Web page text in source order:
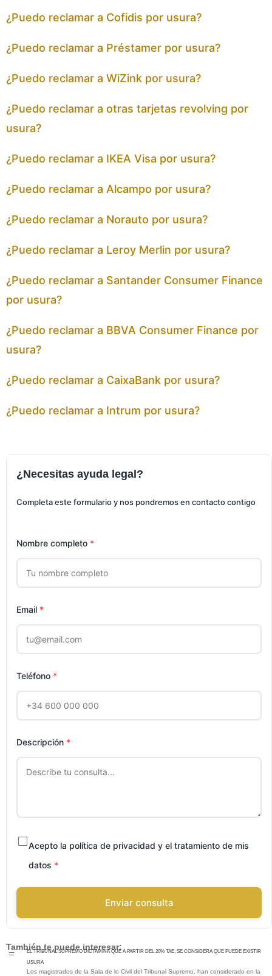
¿Puedo reclamar a Cofidis por usura?
¿Puedo reclamar a Préstamer por usura?
¿Puedo reclamar a WiZink por usura?
¿Puedo reclamar a otras tarjetas revolving por
usura?
¿Puedo reclamar a IKEA Visa por usura?
¿Puedo reclamar a Alcampo por usura?
¿Puedo reclamar a Norauto por usura?
¿Puedo reclamar a Leroy Merlin por usura?
¿Puedo reclamar a Santander Consumer Finance
por usura?
¿Puedo reclamar a BBVA Consumer Finance por
usura?
¿Puedo reclamar a CaixaBank por usura?
¿Puedo reclamar a Intrum por usura?
¿Necesitas ayuda legal?
Completa este formulario y nos pondremos en contacto contigo
Nombre completo *
Email *
Teléfono *
Descripción *
Acepto la política de privacidad y el tratamiento de mis
datos *
Enviar consulta
También te puede interesar:
=
EL TRIBUNAL SUPREMO DICTAMINA QUE A PARTIR DEL 20% TAE, SE CONSIDERA QUE PUEDE EXISTIR
USURA
Los magistrados de la Sala de lo Civil del Tribunal Supremo, han considerado en la